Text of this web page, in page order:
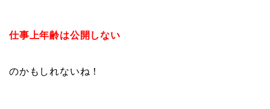
仕事上年齢は公開しない
のかもしれないね！